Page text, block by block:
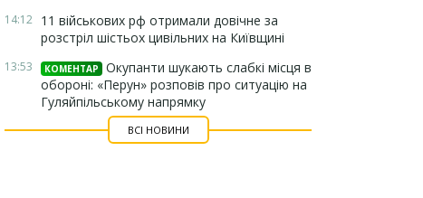
14:12 11 військових рф отримали довічне за
розстріл шістьох цивільних на Київщині
13:53 КОМЕНТАР
Окупанти шукають слабкі місця в
обороні: «Перун» розповів про ситуацію на
Гуляйпільському напрямку
ВСІ НОВИНИ